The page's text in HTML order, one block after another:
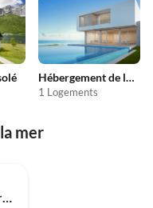
Hébergement de luxe
1 Logements
mer
Appartement Hôtel Christine près de Meran